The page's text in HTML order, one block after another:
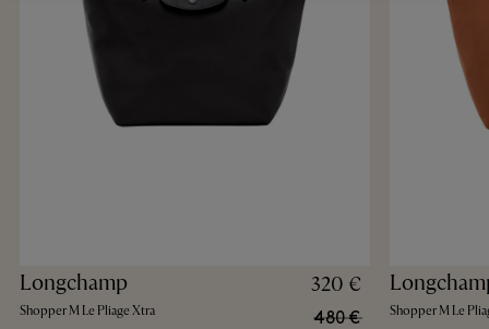
Longchamp
Shopper M Le Pliage Xtra
320 €
480 € Shopper M Le